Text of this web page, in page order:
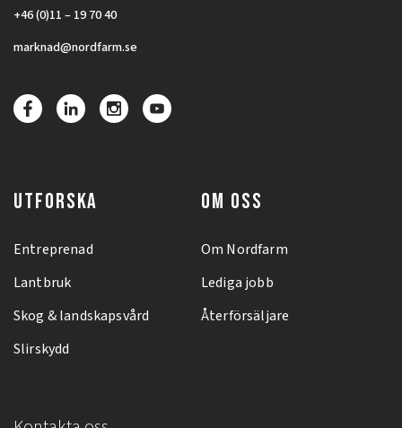
+46 (0)11 – 19 70 40
marknad@nordfarm.se
UTFORSKA
Entreprenad
Lantbruk
Skog & landskapsvård
Slirskydd
OM OSS
Om Nordfarm
Lediga jobb
Återförsäljare